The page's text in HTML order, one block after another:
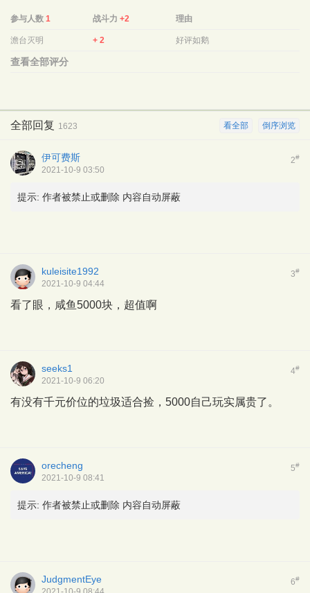
参与人数 1 战斗力+2 理由
澹台灭明 + 2 好评如鹅
查看全部评分
倒序浏览
看全部
全部回复 1623
2#
伊可费斯
2021-10-9 03:50
提示: 作者被禁止或删除 内容自动屏蔽
3#
kuleisite1992
2021-10-9 04:44
看了眼，咸鱼5000块，超值啊
4#
seeks1
2021-10-9 06:20
有没有千元价位的垃圾适合捡，5000自己玩实属贵了。
5#
orecheng
2021-10-9 08:41
提示: 作者被禁止或删除 内容自动屏蔽
6#
JudgmentEye